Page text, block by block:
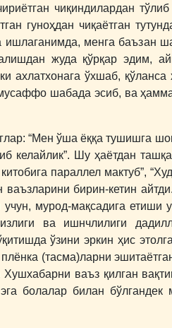
чиқиндилардан
гуноҳдан чиқаётган
ишлаганимда, менга баъзан
жуда қўрқар эдим,
ахлатхонага ўхшаб,
шабада эсиб, ва ҳамма
“Мен ўша ёққа тушишга
келайлик”. Шу ҳаётдан
параллел мактуб”,
бирин-кетин
мурод-мақсадига
ва ишнчлилиги
ўзини эркин ҳис
(тасма)ларни
ваъз қилган
болалар билан